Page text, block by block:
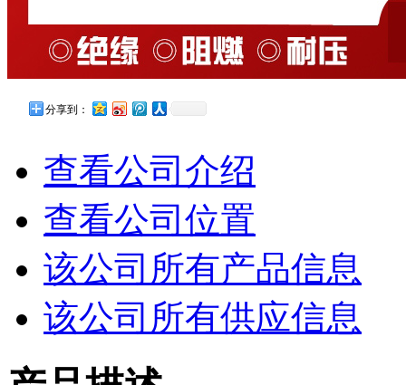
分享到：
查看公司介绍
查看公司位置
该公司所有产品信息
该公司所有供应信息